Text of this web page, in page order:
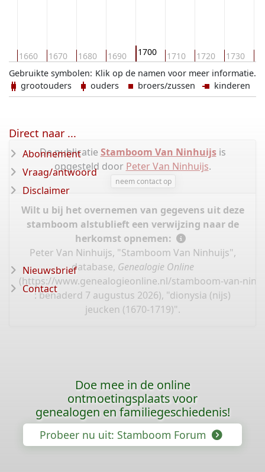
1660 1670 1680 1690 1700 1710 1720 1730
Klik op de namen voor meer informatie.
Gebruikte symbolen:
grootouders
ouders broers/zussen kinderen
De publicatie Stamboom Van Ninhuijsis
opgesteld door Peter Van Ninhuijs.
neem contact op
Wilt u bij het overnemen van gegevens uit deze
stamboom alstublieft een verwijzing naar de
herkomst opnemen:
Peter Van Ninhuijs, "Stamboom Van Ninhuijs",
database, Genealogie Online
(https://www.genealogieonline.nl/stamboom-van-
: benaderd 7 augustus 2026), "dionysia (nijs)
jeucken (1670-1719)".
Direct naar ...
Abonnement
Vraag/antwoord
Disclaimer
Nieuwsbrief
Contact
Doe mee in de online
ontmoetingsplaats voor
genealogen en familiegeschiedenis!
Probeer nu uit: Stamboom Forum